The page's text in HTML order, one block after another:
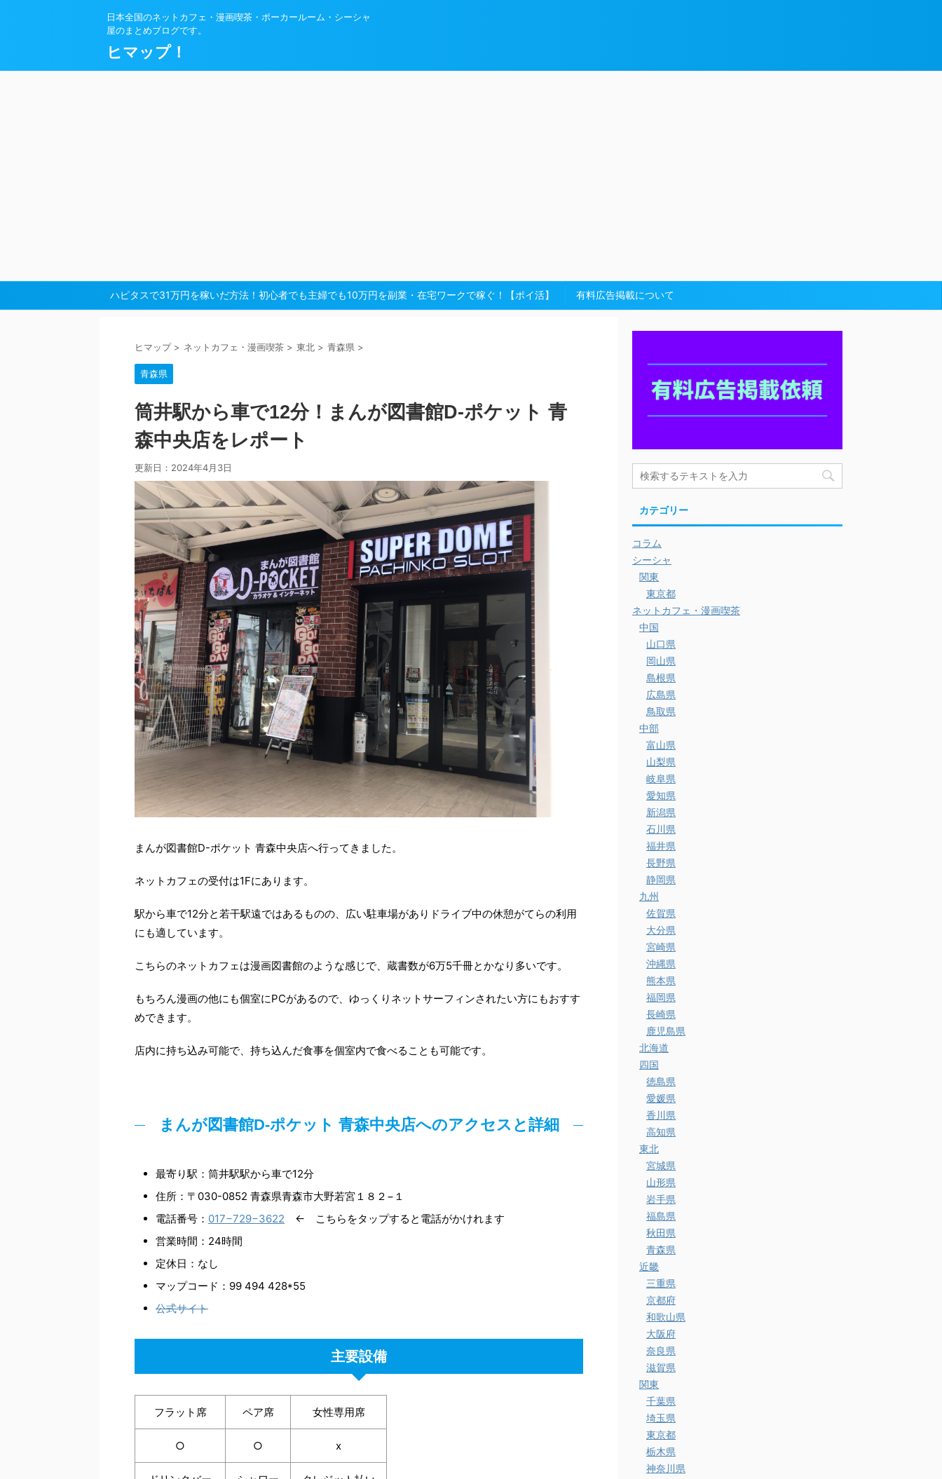
日本全国のネットカフェ・漫画喫茶・ポーカールーム・シーシャ
屋のまとめブログです。
ヒマップ！
ハピタスで31万円を稼いだ方法！初心者でも主婦でも10万円を副業・在宅ワークで稼ぐ！【ポイ活】 有料広告掲載について
ヒマップ> ネットカフェ・漫画喫茶 > 東北 > 青森県 >
青森県
筒井駅から車で12分！まんが図書館D-ポケット 青
森中央店をレポート
更新日： 2024年4月3日
まんが図書館D-ポケット 青森中央店へ行ってきました。
ネットカフェの受付は1Fにあります。
駅から車で12分と若干駅遠ではあるものの、広い駐車場がありドライブ中の休憩がてらの利用
にも適しています。
こちらのネットカフェは漫画図書館のような感じで、蔵書数が6万5千冊とかなり多いです。
もちろん漫画の他にも個室にPCがあるので、ゆっくりネットサーフィンされたい方にもおすす
めできます。
店内に持ち込み可能で、持ち込んだ食事を個室内で食べることも可能です。
まんが図書館D-ポケット 青森中央店へのアクセスと詳細
最寄り駅：筒井駅駅から車で12分
住所：〒030-0852 青森県青森市大野若宮１８２−１
電話番号： 017−729−3622 ← こちらをタップすると電話がかけれます
営業時間：24時間
定休日：なし
マップコード：99 494 428*55
公式サイト
主要設備
フラット席 ペア席 女性専用席
○ ○ x
カテゴリー
コラム
シーシャ
関東
東京都
ネットカフェ・漫画喫茶
中国
山口県
岡山県
島根県
広島県
鳥取県
中部
富山県
山梨県
岐阜県
愛知県
新潟県
石川県
福井県
長野県
静岡県
九州
佐賀県
大分県
宮崎県
沖縄県
熊本県
福岡県
長崎県
鹿児島県
北海道
四国
徳島県
愛媛県
香川県
高知県
東北
宮城県
山形県
岩手県
福島県
秋田県
青森県
近畿
三重県
京都府
和歌山県
大阪府
奈良県
滋賀県
関東
千葉県
埼玉県
東京都
栃木県
神奈川県